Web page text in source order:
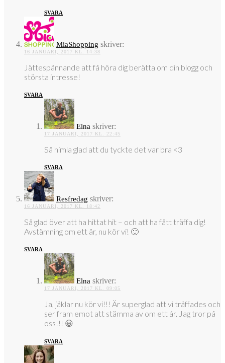
SVARA
MiaShopping skriver:
16 JANUARI, 2017 KL. 14:38
Jättespännande att få höra dig berätta om din blogg och
största intresse!
SVARA
Elna skriver:
17 JANUARI, 2017 KL. 22:45
Så himla glad att du tyckte det var bra <3
SVARA
Resfredag skriver:
16 JANUARI, 2017 KL. 18:42
Så glad över att ha hittat hit – och att ha fått träffa dig!
Avstämning om ett år, nu kör vi! 🙂
SVARA
Elna skriver:
17 JANUARI, 2017 KL. 09:05
Ja, jäklar nu kör vi!!! Är superglad att vi träffades och
ser fram emot att stämma av om ett år. Jag tror på
oss!!! 😀
SVARA